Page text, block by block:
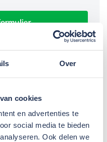
Over
cookies
en advertenties te
social media te bieden
Ook delen we